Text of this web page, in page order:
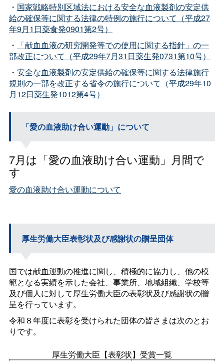
・ 国家戦略特別区域法における安全な血液製剤の安定供
給の確保等に関する法律の特例の施行について（平成27
年9月1日薬食発0901第2号）
・
「献血血液の研究開発等での使用に関する指針」の一
部改正について（平成29年7月31日薬生発0731第10号）
・ 安全な血液製剤の安定供給の確保等に関する法律施行
規則の一部を改正する省令の施行について（平成29年10
月12日薬生発1012第4号）
「愛の血液助け合い運動」について
7月は「愛の血液助け合い運動」月間で
す
愛の血液助け合い運動について
厚生労働大臣表彰状及び感謝状の贈呈団体
国では献血運動の推進に関し、積極的に協力し、他の模
範となる実績を示した会社、事業所、地域組織、学校等
及び個人に対して厚生労働大臣の表彰状及び感謝状の贈
呈を行っています。
令和８年度に表彰を受けられた団体の皆さまは次のとお
りです。
厚生労働大臣【表彰状】受賞一覧